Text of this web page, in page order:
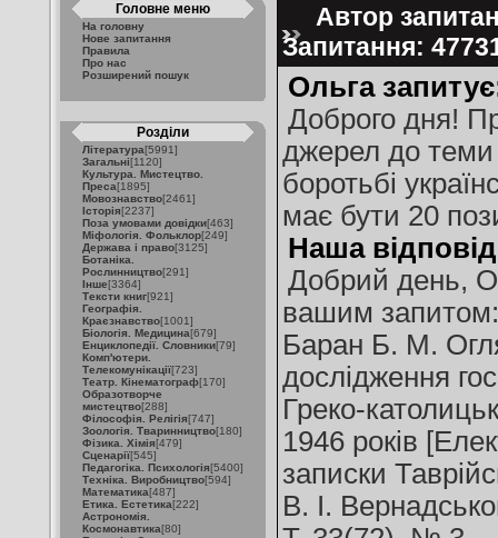
Головне меню
На головну
Нове запитання
Правила
Про нас
Розширений пошук
Розділи
Література[5991]
Загальні[1120]
Культура. Мистецтво.
Преса[1895]
Мовознавство[2461]
Історія[2237]
Поза умовами довідки[463]
Міфологія. Фольклор[249]
Держава і право[3125]
Ботаніка.
Рослинництво[291]
Інше[3364]
Тексти книг[921]
Географія.
Краєзнавство[1001]
Біологія. Медицина[679]
Енциклопедії. Словники[79]
Комп'ютери.
Телекомунікації[723]
Театр. Кінематограф[170]
Образотворче
мистецтво[288]
Філософія. Релігія[747]
Зоологія. Тваринництво[180]
Фізика. Хімія[479]
Сценарії[545]
Педагогіка. Психологія[5400]
Техніка. Виробництво[594]
Математика[487]
Етика. Естетика[222]
Астрономія.
Космонавтика[80]
Автор
Запитання:
Ольга
Доброго дня!
джерел до теми
боротьбі
має бути 20
Наша
Добрий день,
вашим запитом:
Баран Б. М.
дослідження
Греко-
1946 років
записки
В. І.